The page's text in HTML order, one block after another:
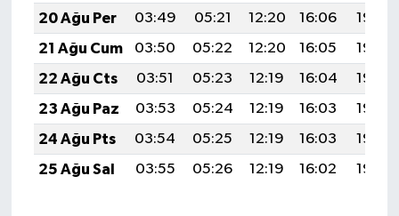
20 Ağu Per
03:49 05:21 12:20 16:06
19:09
21 Ağu Cum
03:50 05:22 12:20 16:05
19:08
22 Ağu Cts
03:51 05:23 12:19 16:04
19:06
23 Ağu Paz
03:53 05:24 12:19 16:03
19:05
24 Ağu Pts
03:54 05:25 12:19 16:03
19:03
25 Ağu Sal
03:55 05:26 12:19 16:02 19:02